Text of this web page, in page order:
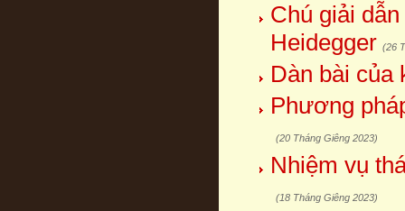
Chú giải
Heidegger (26
Dàn bài của
Phương
(20 Tháng Giêng 2023)
Nhiệm vụ
(18 Tháng Giêng 2023)